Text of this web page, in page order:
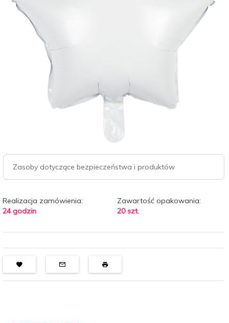
Zasoby dotyczące bezpieczeństwa i produktów
Realizacja zamówienia:
24 godzin
Zawartość opakowania:
20 szt.